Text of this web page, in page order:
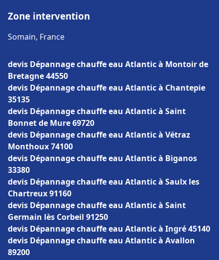
Zone intervention
Somain, France
devis Dépannage chauffe eau Atlantic à Montoir de
Bretagne 44550
devis Dépannage chauffe eau Atlantic à Chantepie
35135
devis Dépannage chauffe eau Atlantic à Saint
Bonnet de Mure 69720
devis Dépannage chauffe eau Atlantic à Vétraz
Monthoux 74100
devis Dépannage chauffe eau Atlantic à Biganos
33380
devis Dépannage chauffe eau Atlantic à Saulx les
Chartreux 91160
devis Dépannage chauffe eau Atlantic à Saint
Germain lès Corbeil 91250
devis Dépannage chauffe eau Atlantic à Ingré 45140
devis Dépannage chauffe eau Atlantic à Avallon
89200